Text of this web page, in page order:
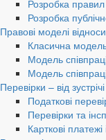
Розробка правил
Розробка
Правові моделі
Класична
Модель
Модель
Перевірки – від
Податкові
Перевірки та
Карткові